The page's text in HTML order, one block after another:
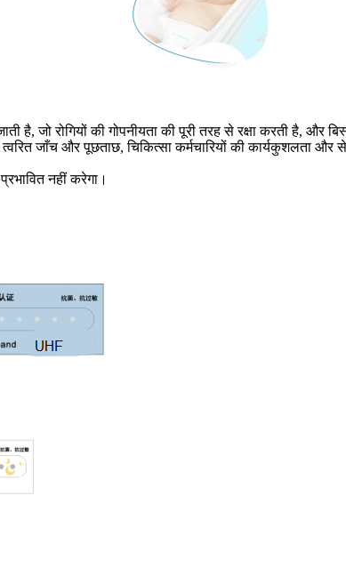
है, जो रोगियों की गोपनीयता की पूरी तरह से रक्षा करती है, और
जाँच और पूछताछ, चिकित्सा कर्मचारियों की कार्यकुशलता
नहीं करेगा।